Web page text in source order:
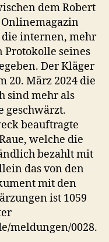
a
l
t
e
,
e
r
s
t
e
R
e
a
t
i
n
dem Robert
die internen, mehr
Protokolle seines
Der Kläger
März 2024 die
sind mehr als
geschwärzt.
beauftragte
welche die
bezahlt mit
das von den
mit den
ist 1059
meldungen/0028.